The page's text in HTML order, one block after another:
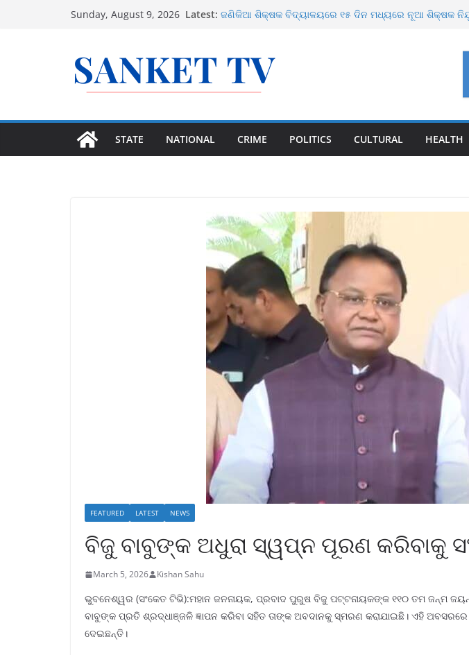
Sunday, August 9, 2026 Latest: ଉତ୍ତର ଓଡ଼ିଶାରେ ସମ୍ଭାବ୍ୟ ବନ୍ୟା ମୁକାବିଲା ପାଇଁ ସରକାର
ଜଣିକିଆ ଶିକ୍ଷକ ବିଦ୍ୟାଳୟରେ ୧୫ ଦିନ ମଧ୍ୟରେ ନୂଆ ଶିକ୍ଷକ
ଜାତୀୟ ରାଜପଥର ବୁଲା ଗୋରୁଙ୍କ ପାଇଁ ଗୋଶାଳା ନିର୍ମାଣ କରିବ
ସରକାର
୫ ବର୍ଷୀୟା ବିରଳ କଳା ବାଘୁଣୀ ଶିମିଳିପାଳରେ ମୃତ
୧୪ ଅଗଷ୍ଟରେ ବଙ୍ଗୋପସାଗରରେ ଆଉ ଏକ ଲଘୁଚାପ ସମ୍ଭାବନା
STATE NATIONAL CRIME POLITICS CULTURAL HEALTH
FEATURED LATEST NEWS
ବିଜୁ ବାବୁଙ୍କ ଅଧୁରା ସ୍ୱପ୍ନ ପୂରଣ କରିବାକୁ
March 5, 2026 Kishan Sahu
ଭୁବନେଶ୍ୱର (ସଂକେତ ଟିଭି):ମହାନ ଜନନାୟକ, ପ୍ରବାଦ ପୁରୁଷ ବିଜୁ ପଟ୍ଟନାୟକଙ୍କ ୧୧୦ ତମ ଜନ୍ମ
ବାବୁଙ୍କ ପ୍ରତି ଶ୍ରଦ୍ଧାଞ୍ଜଳି ଜ୍ଞାପନ କରିବା ସହିତ ତାଙ୍କ ଅବଦାନକୁ ସ୍ମରଣ କରାଯାଇଛି। ଏହି
ଦେଇଛନ୍ତି।